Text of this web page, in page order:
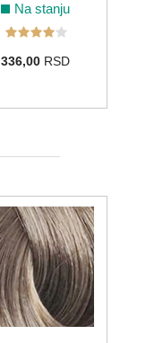
Na stanju
336,00RSD